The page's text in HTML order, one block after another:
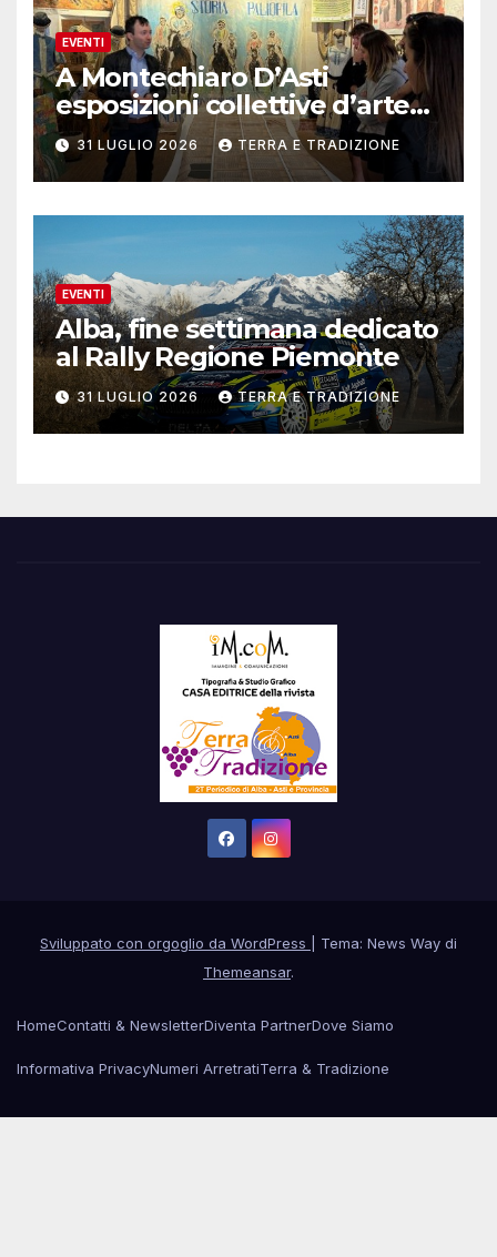
EVENTI
A Montechiaro D’Asti
esposizioni collettive d’arte
contemporanea
31 LUGLIO 2026 TERRA E TRADIZIONE
EVENTI
Alba, fine settimana dedicato
al Rally Regione Piemonte
31 LUGLIO 2026 TERRA E TRADIZIONE
Sviluppato con orgoglio da WordPress
Tema: News Way di
Themeansar.
HomeContatti & NewsletterDiventa PartnerDove Siamo
Informativa PrivacyNumeri ArretratiTerra & Tradizione